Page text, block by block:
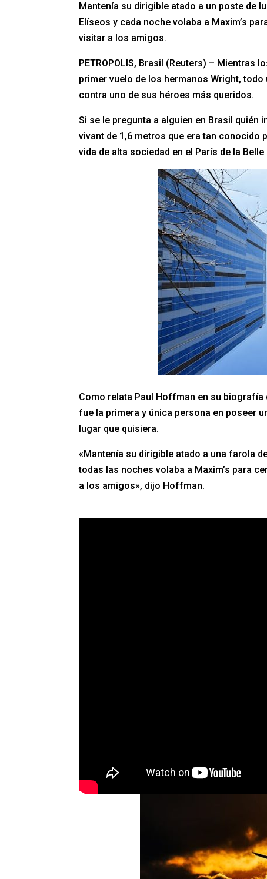
Mantenía su dirigible atado a un poste de
Elíseos y cada noche volaba a Maxim’s
visitar a los amigos.
PETROPOLIS, Brasil (Reuters) – Mientras
primer vuelo de los hermanos Wright,
contra uno de sus héroes más queridos.
Si se le pregunta a alguien en Brasil quién
vivant de 1,6 metros que era tan conocido
vida de alta sociedad en el París de la Belle
Como relata Paul Hoffman en su
fue la primera y única persona en poseer
lugar que quisiera.
«Mantenía su dirigible atado a una farola
todas las noches volaba a Maxim’s para
a los amigos», dijo Hoffman.